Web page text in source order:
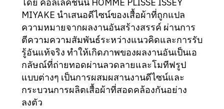
โดย คอลเลคชั่นนี้ HOMME PLISSÉ ISSEY
MIYAKE นำเสนอดีไซน์ของเสื้อผ้าที่ถูกแปล
ความหมายจากผลงานอันสร้างสรรค์ ผ่านการ
ตีความความสัมพันธ์ระหว่างแนวคิดและการรับ
รู้อันแท้จริง ทำให้เกิดภาพของผลงานอันเป็นเอ
กลัษณ์ที่ถ่ายทอดผ่านลวดลายและโมทีฟรูป
แบบต่างๆ เป็นการผสมผสานงานดีไซน์และ
กระบวนการผลิตเสื้อผ้าที่สอดคล้องกันอย่าง
ลงตัว